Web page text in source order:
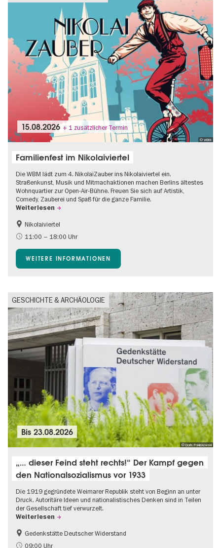
© WBM
15.08.2026 + 1 zusätzlicher Termin
Familienfest im Nikolaiviertel
Die WBM lädt zum 4. NikolaiZauber ins Nikolaiviertel ein.
Straßenkunst, Musik und Mitmachaktionen machen Berlins ältestes
Wohnquartier zur Open-Air-Bühne. Freuen Sie sich auf Artistik,
Comedy, Zauberei und Spaß für die ganze Familie.
Weiterlesen
Barrierefrei
Food
Gratis
Kinder
Ticket-Tipp
Nikolaiviertel
11:00 – 18:00 Uhr
WEITERE INFORMATIONEN
GESCHICHTE & ARCHÄOLOGIE
© Doris Poklekowski
Bis23.08.2026
„… dieser Feind steht rechts!“ Der Kampf gegen
den Nationalsozialismus vor 1933
Die 1919 gegründete Weimarer Republik steht von Beginn an unter
Druck. Autoritäre Ideen und nationalistisches Denken sind in Teilen
der Gesellschaft tief verwurzelt.
Weiterlesen
Gratis
NS-Geschichte
Gedenkstätte Deutscher Widerstand
09:00 Uhr